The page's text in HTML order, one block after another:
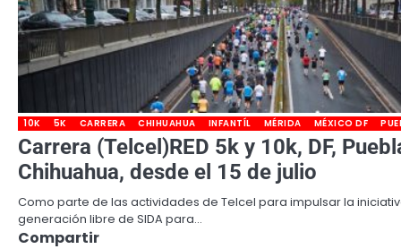
10K 5K CARRERA CHIHUAHUA INFANTÍL MÉRIDA MÉXICO DF
Carrera (Telcel)RED 5k y 10k, DF,
Chihuahua, desde el 15 de julio
Como parte de las actividades de Telcel para impulsar la
generación libre de SIDA para…
Compartir